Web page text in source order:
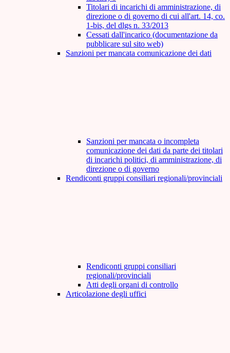
Titolari di incarichi di amministrazione, di
direzione o di governo di cui all'art. 14, co.
1-bis, del dlgs n. 33/2013
Cessati dall'incarico (documentazione da
pubblicare sul sito web)
Sanzioni per mancata comunicazione dei dati
Sanzioni per mancata o incompleta
comunicazione dei dati da parte dei titolari
di incarichi politici, di amministrazione, di
direzione o di governo
Rendiconti gruppi consiliari regionali/provinciali
Rendiconti gruppi consiliari
regionali/provinciali
Atti degli organi di controllo
Articolazione degli uffici